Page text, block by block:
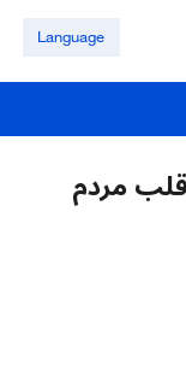
Language
مردم